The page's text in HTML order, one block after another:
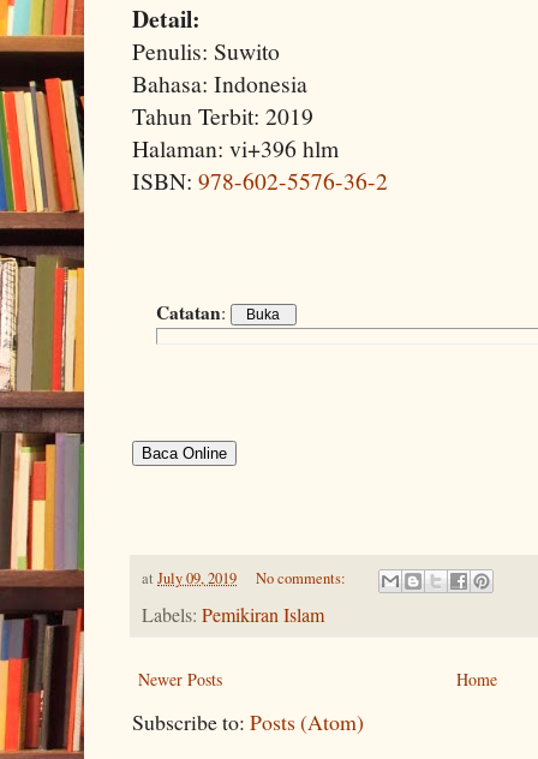
Detail:
Penulis: Suwito
Bahasa: Indonesia
Tahun Terbit: 2019
Halaman: vi+396 hlm
ISBN: 978-602-5576-36-2
Catatan:
Baca Online
at July 09, 2019 No comments:
Labels: Pemikiran Islam
Newer Posts Home
Subscribe to: Posts (Atom)